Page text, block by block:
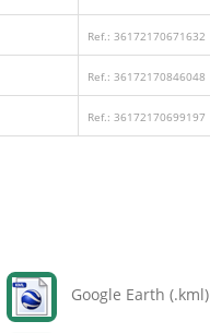
Ref.: 36172170671632
Ref.: 36172170846048
Ref.: 36172170699197
Google Earth (.kml)